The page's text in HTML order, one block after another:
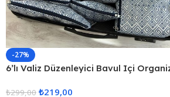
-27%
6’lı Valiz Düzenleyici Bavul Içi
₺299,00 ₺219,00